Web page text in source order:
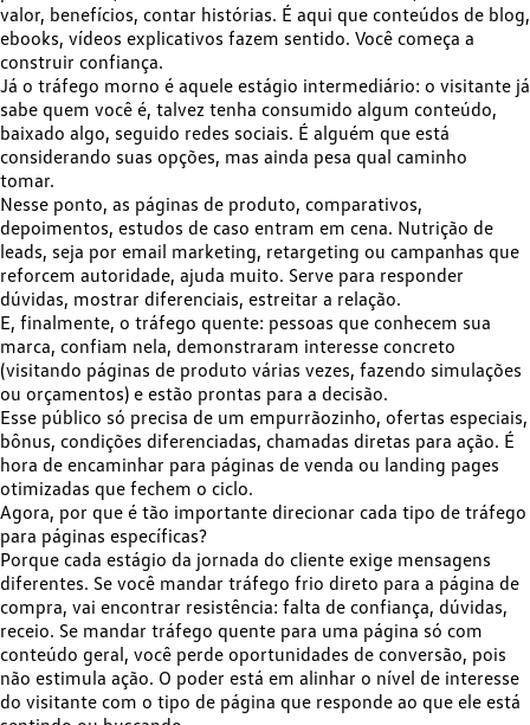
valor, benefícios, contar histórias. É aqui que conteúdos de blog,
ebooks, vídeos explicativos fazem sentido. Você começa a
construir confiança.
Já o tráfego morno é aquele estágio intermediário: o visitante já
sabe quem você é, talvez tenha consumido algum conteúdo,
baixado algo, seguido redes sociais. É alguém que está
considerando suas opções, mas ainda pesa qual caminho
tomar.
Nesse ponto, as páginas de produto, comparativos,
depoimentos, estudos de caso entram em cena. Nutrição de
leads, seja por email marketing, retargeting ou campanhas que
reforcem autoridade, ajuda muito. Serve para responder
dúvidas, mostrar diferenciais, estreitar a relação.
E, finalmente, o tráfego quente: pessoas que conhecem sua
marca, confiam nela, demonstraram interesse concreto
(visitando páginas de produto várias vezes, fazendo simulações
ou orçamentos) e estão prontas para a decisão.
Esse público só precisa de um empurrãozinho, ofertas especiais,
bônus, condições diferenciadas, chamadas diretas para ação. É
hora de encaminhar para páginas de venda ou landing pages
otimizadas que fechem o ciclo.
Agora, por que é tão importante direcionar cada tipo de tráfego
para páginas específicas?
Porque cada estágio da jornada do cliente exige mensagens
diferentes. Se você mandar tráfego frio direto para a página de
compra, vai encontrar resistência: falta de confiança, dúvidas,
receio. Se mandar tráfego quente para uma página só com
conteúdo geral, você perde oportunidades de conversão, pois
não estimula ação. O poder está em alinhar o nível de interesse
do visitante com o tipo de página que responde ao que ele está